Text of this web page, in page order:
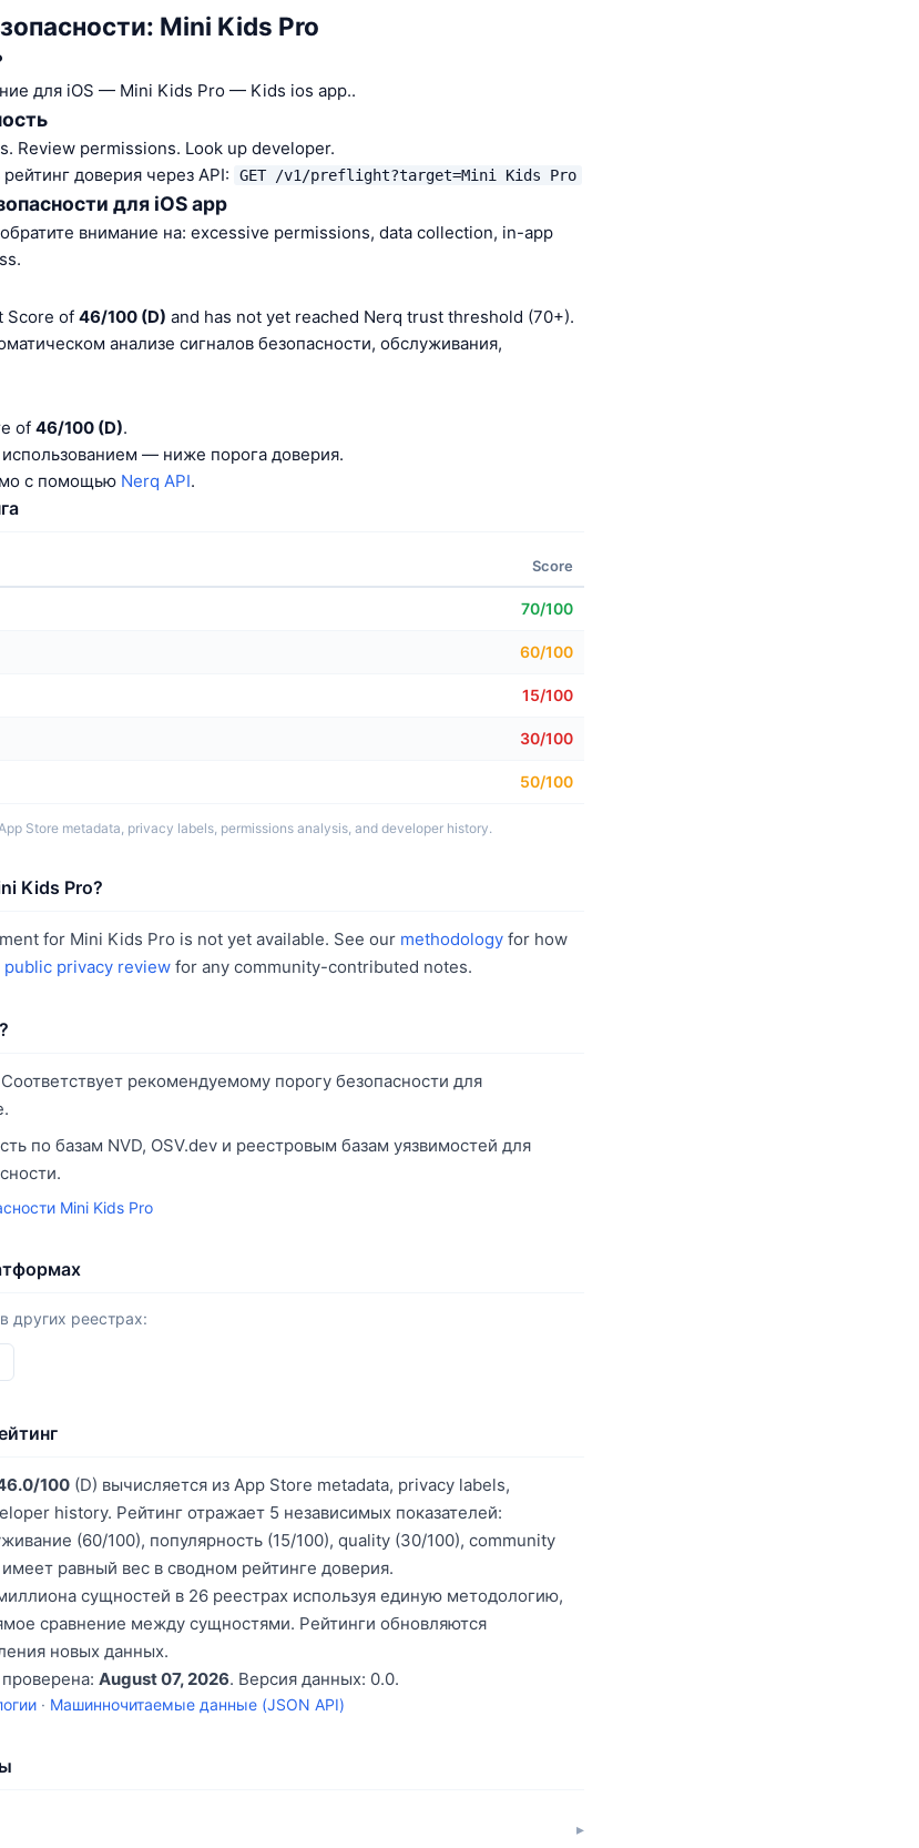
Mini Kids Pro
для iOS — Mini Kids Pro — Kids ios app..
Review permissions. Look up developer.
доверия через API:
GET /v1/preflight?target=Mini Kids Pro
для iOS app
внимание на: excessive permissions, data collection, in-app
Score of 46/100 (D) and has not yet reached Nerq trust threshold (70+).
анализе сигналов безопасности, обслуживания,
of 46/100 (D).
— ниже порога доверия.
с помощью Nerq API.
Score
70/100
60/100
15/100
30/100
50/100
Store metadata, privacy labels, permissions analysis, and developer history.
Kids Pro?
for Mini Kids Pro is not yet available. See our methodology for how
public privacy review for any community-contributed notes.
рекомендуемому порогу безопасности для
по базам NVD, OSV.dev и реестровым базам уязвимостей для
Mini Kids Pro
других реестрах:
100 (D) вычисляется из App Store metadata, privacy labels,
history. Рейтинг отражает 5 независимых показателей:
(60/100), популярность (15/100), quality (30/100), community
равный вес в сводном рейтинге доверия.
сущностей в 26 реестрах используя единую методологию,
сравнение между сущностями. Рейтинги обновляются
новых данных.
August 07, 2026. Версия данных: 0.0.
· Машинночитаемые данные (JSON API)